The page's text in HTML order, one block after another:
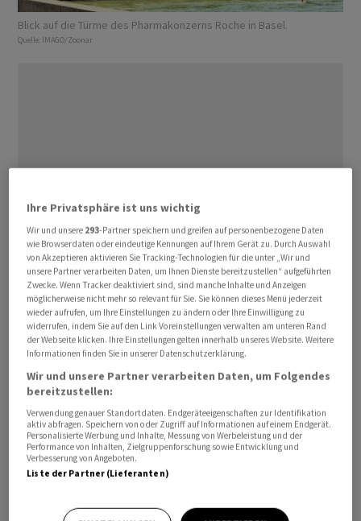
Blick auf die Türme des Pharmakonzerns Roche in Basel.
Quelle: IMAGO/Zoonar
Beim PharmakonzernRochekommt es im kommenden
Jahr zu einem Wechsel im Verwaltungsrat. Claudia
Süssmuth Dyckerhoff werde nicht zur Wiederwahl
antreten, hiess es in einem Communiqué am Freitag.
Stattdessen werde Dyckerhoff für den Verwaltungsrat
eines anderen Unternehmens im Gesundheitsbereich
nominiert. DemRoche-VR gehörte sie den Angaben
Ihre Privatsphäre ist uns wichtig
Wir und unsere 293-Partner speichern und greifen auf personenbezogene Daten
wie Browserdaten oder eindeutige Kennungen auf Ihrem Gerät zu. Durch Auswahl
von Akzeptieren aktivieren Sie Tracking-Technologien für die unter „Wir und
unsere Partner verarbeiten Daten, um Ihnen Dienste bereitzustellen“ aufgeführten
Zwecke. Wenn Tracker deaktiviert sind, sind manche Inhalte und Anzeigen
möglicherweise nicht mehr so relevant für Sie. Sie können dieses Menü jederzeit
wieder aufrufen, um Ihre Einstellungen zu ändern oder Ihre Einwilligung zu
widerrufen, indem Sie auf den Link Voreinstellungen verwalten am unteren Rand
der Webseite klicken. Ihre Einstellungen gelten innerhalb unseres Website. Weitere
Informationen finden Sie in unserer Datenschutzerklärung.
Wir und unsere Partner verarbeiten Daten, um Folgendes
bereitzustellen:
Verwendung genauer Standortdaten. Endgeräteeigenschaften zur Identifikation
aktiv abfragen. Speichern von oder Zugriff auf Informationen auf einem Endgerät.
Personalisierte Werbung und Inhalte, Messung von Werbeleistung und der
Performance von Inhalten, Zielgruppenforschung sowie Entwicklung und
Verbesserung von Angeboten.
Liste der Partner (Lieferanten)